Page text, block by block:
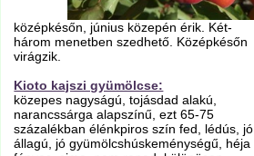
középkésőn, június közepén érik. Két-
három menetben szedhető. Középkésőn
virágzik.
Kioto kajszi gyümölcse:
közepes nagyságú, tojásdad alakú,
narancssárga alapszínű, ezt 65-75
százalékban élénkpiros szín fed, lédús, jó
állagú, jó gyümölcshúskeménységű, héja